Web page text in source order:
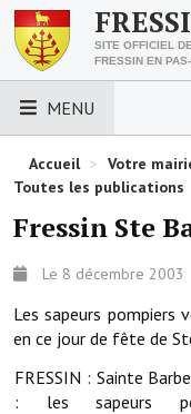
SITE OFFICIEL
FRESSIN EN
MENU
LES ESSENTIELS
Découvrez Fressin
Nous contacter
Horaires de la
Accueil > Votre
Toutes les publications
Fressin Ste
Le 8 décembre 2003
Les sapeurs pompiers
en ce jour de fête de
FRESSIN : Sainte
: les sapeurs